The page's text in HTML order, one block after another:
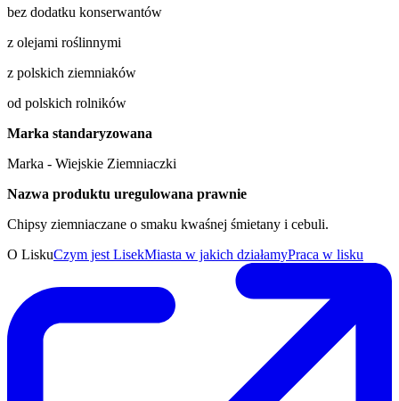
bez dodatku konserwantów
z olejami roślinnymi
z polskich ziemniaków
od polskich rolników
Marka standaryzowana
Marka - Wiejskie Ziemniaczki
Nazwa produktu uregulowana prawnie
Chipsy ziemniaczane o smaku kwaśnej śmietany i cebuli.
O LiskuCzym jest LisekMiasta w jakich działamyPraca w lisku